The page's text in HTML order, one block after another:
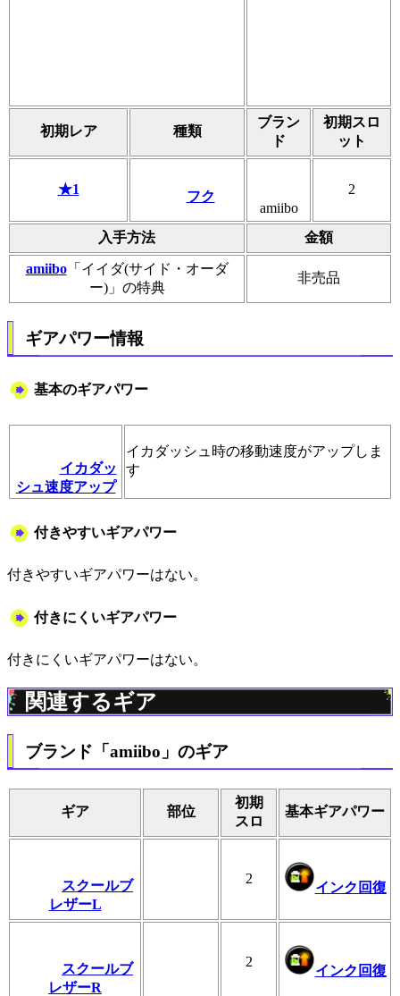
初期レア 種類
ブラン
ド
初期スロ
ット
★1 フク
amiibo
2
入手方法 金額
amiibo「イイダ(サイド・オーダ
ー)」の特典
非売品
ギアパワー情報
基本のギアパワー
イカダッ
シュ速度アップ
イカダッシュ時の移動速度がアップしま
す
付きやすいギアパワー
付きやすいギアパワーはない。
付きにくいギアパワー
付きにくいギアパワーはない。
関連するギア
ブランド「amiibo」のギア
ギア 部位
初期
スロ
基本ギアパワー
スクールブ
レザーL
2
インク回復
スクールブ
レザーR
2
インク回復